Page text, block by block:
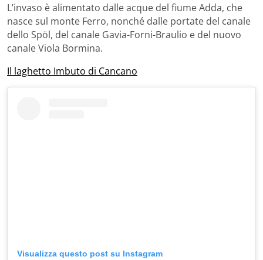
L’invaso è alimentato dalle acque del fiume Adda, che
nasce sul monte Ferro, nonché dalle portate del canale
dello Spöl, del canale Gavia-Forni-Braulio e del nuovo
canale Viola Bormina.
Il laghetto Imbuto di Cancano
Visualizza questo post su Instagram